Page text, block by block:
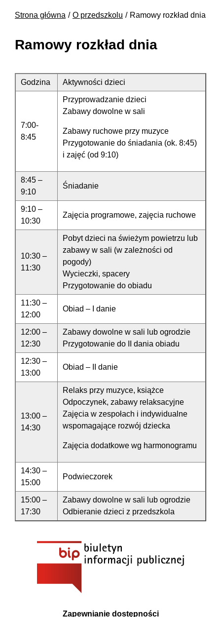
Strona główna O przedszkolu Ramowy rozkład dnia
Ramowy rozkład dnia
Godzina Aktywności dzieci
7:00-
8:45
Przyprowadzanie dzieci
Zabawy dowolne w sali
Zabawy ruchowe przy muzyce
Przygotowanie do śniadania (ok. 8:45)
i zajęć (od 9:10)
8:45 –
9:10
Śniadanie
9:10 –
10:30
Zajęcia programowe, zajęcia ruchowe
10:30 –
11:30
Pobyt dzieci na świeżym powietrzu lub
zabawy w sali (w zależności od
pogody)
Wycieczki, spacery
Przygotowanie do obiadu
11:30 –
12:00
Obiad – I danie
12:00 –
12:30
Zabawy dowolne w sali lub ogrodzie
Przygotowanie do II dania obiadu
12:30 –
13:00
Obiad – II danie
13:00 –
14:30
Relaks przy muzyce, książce
Odpoczynek, zabawy relaksacyjne
Zajęcia w zespołach i indywidualne
wspomagające rozwój dziecka
Zajęcia dodatkowe wg harmonogramu
14:30 –
15:00
Podwieczorek
15:00 –
17:30
Zabawy dowolne w sali lub ogrodzie
Odbieranie dzieci z przedszkola
Zapewnianie dostępności